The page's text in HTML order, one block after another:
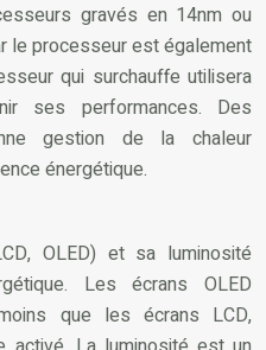
gravés en 14nm ou
le processeur est également
qui surchauffe utilisera
ses performances. Des
gestion de la chaleur
énergétique.
OLED) et sa luminosité
Les écrans OLED
que les écrans LCD,